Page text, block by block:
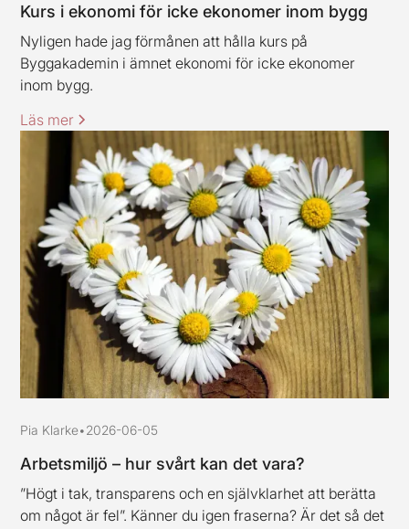
Kurs i ekonomi för icke ekonomer inom bygg
Nyligen hade jag förmånen att hålla kurs på
Byggakademin i ämnet ekonomi för icke ekonomer
inom bygg.
Läs mer
Pia Klarke•2026-06-05
Arbetsmiljö – hur svårt kan det vara?
”Högt i tak, transparens och en självklarhet att berätta
om något är fel”. Känner du igen fraserna? Är det så det